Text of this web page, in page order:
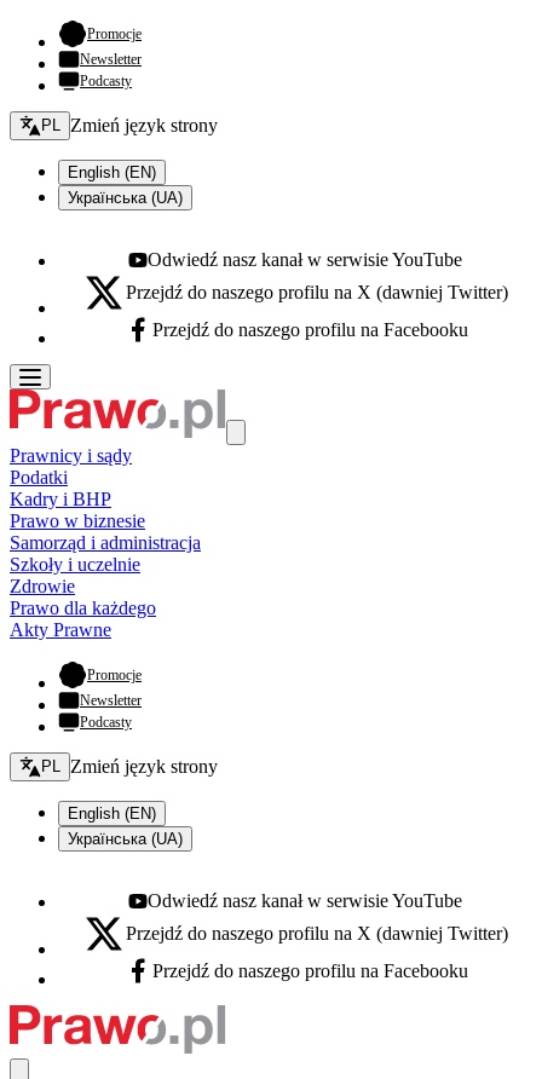
Promocje- otwiera się w nowej karcie
Newsletter
Podcasty
Zmień język - bieżący:
PL Zmień język strony
English (EN)
Українська (UA)
Youtube - otwiera się w nowej karcie
Odwiedź nasz kanał w serwisie YouTube
X - otwiera się w nowej karcie
Przejdź do naszego profilu na X (dawniej Twitter)
Facebook - otwiera się w nowej karcie
Przejdź do naszego profilu na Facebooku
Prawnicy i sądy
Podatki
Kadry i BHP
Prawo w biznesie
Samorząd i administracja
Szkoły i uczelnie
Zdrowie
Prawo dla każdego
Akty Prawne
Promocje- otwiera się w nowej karcie
Newsletter
Podcasty
Zmień język - bieżący:
PL Zmień język strony
English (EN)
Українська (UA)
Youtube - otwiera się w nowej karcie
Odwiedź nasz kanał w serwisie YouTube
X - otwiera się w nowej karcie
Przejdź do naszego profilu na X (dawniej Twitter)
Facebook - otwiera się w nowej karcie
Przejdź do naszego profilu na Facebooku